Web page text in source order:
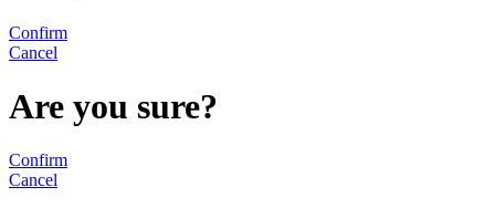
Confirm
Cancel
Are you sure?
Confirm
Cancel